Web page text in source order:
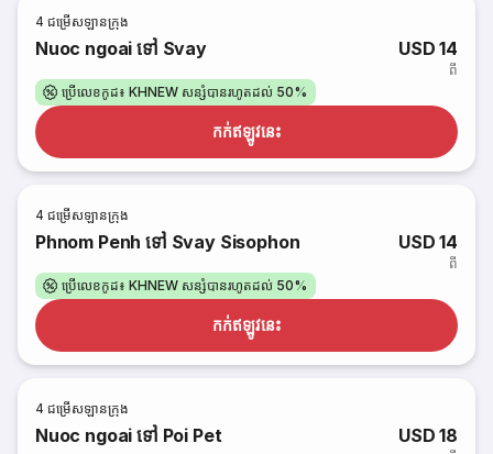
4 ជម្រើសឡានក្រុង
Nuoc ngoai ទៅ Svay USD 14
ពី
ប្រើលេខកូដ៖ KHNEW សន្សំបានរហូតដល់ 50%
កក់​ឥឡូវនេះ
4 ជម្រើសឡានក្រុង
Phnom Penh ទៅ Svay Sisophon USD 14
ពី
ប្រើលេខកូដ៖ KHNEW សន្សំបានរហូតដល់ 50%
កក់​ឥឡូវនេះ
4 ជម្រើសឡានក្រុង
Nuoc ngoai ទៅ Poi Pet USD 18